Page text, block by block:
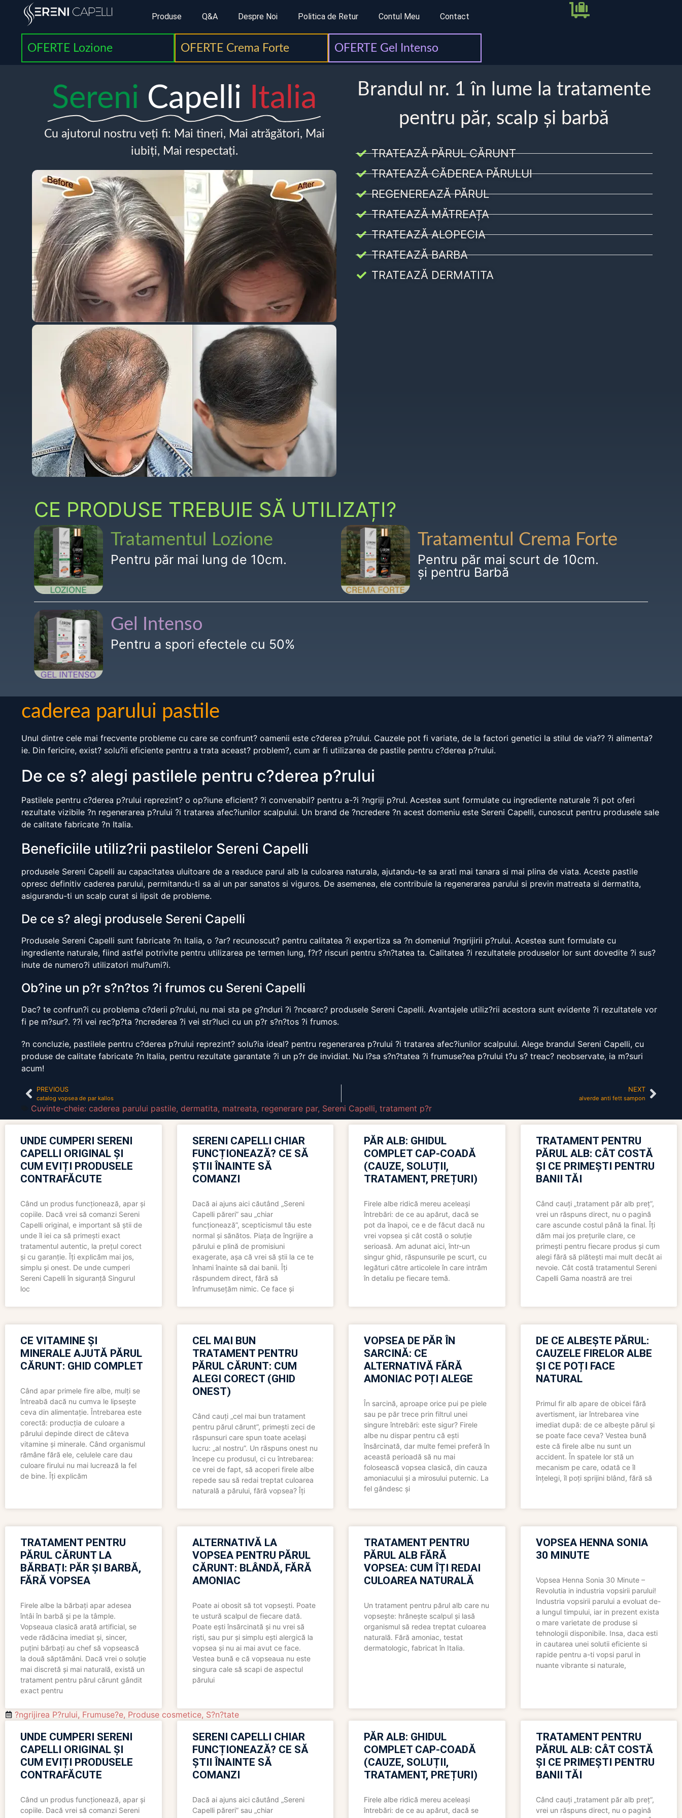
Produse Q&A Despre Noi Politica de Retur Contul Meu Contact
OFERTE Lozione OFERTE Crema Forte OFERTE Gel Intenso
Sereni Capelli Italia
Cu ajutorul nostru veți fi: Mai tineri, Mai atrăgători, Mai
iubiți, Mai respectați.
Brandul nr. 1 în lume la tratamente
pentru păr, scalp și barbă
TRATEAZĂ PĂRUL CĂRUNT
TRATEAZĂ CĂDEREA PĂRULUI
REGENEREAZĂ PĂRUL
TRATEAZĂ MĂTREAȚA
TRATEAZĂ ALOPECIA
TRATEAZĂ BARBA
TRATEAZĂ DERMATITA
CE PRODUSE TREBUIE SĂ UTILIZAȚI?
Tratamentul Lozione
Pentru păr mai lung de 10cm.
Tratamentul Crema Forte
Pentru păr mai scurt de 10cm.
și pentru Barbă
Gel Intenso
Pentru a spori efectele cu 50%
caderea parului pastile
Unul dintre cele mai frecvente probleme cu care se confrunt? oamenii este c?derea p?rului. Cauzele pot fi variate, de la factori genetici la stilul de via?? ?i alimenta?
ie. Din fericire, exist? solu?ii eficiente pentru a trata aceast? problem?, cum ar fi utilizarea de pastile pentru c?derea p?rului.
De ce s? alegi pastilele pentru c?derea p?rului
Pastilele pentru c?derea p?rului reprezint? o op?iune eficient? ?i convenabil? pentru a-?i ?ngriji p?rul. Acestea sunt formulate cu ingrediente naturale ?i pot oferi
rezultate vizibile ?n regenerarea p?rului ?i tratarea afec?iunilor scalpului. Un brand de ?ncredere ?n acest domeniu este Sereni Capelli, cunoscut pentru produsele sale
de calitate fabricate ?n Italia.
Beneficiile utiliz?rii pastilelor Sereni Capelli
produsele Sereni Capelli au capacitatea uluitoare de a readuce parul alb la culoarea naturala, ajutandu-te sa arati mai tanara si mai plina de viata. Aceste pastile
opresc definitiv caderea parului, permitandu-ti sa ai un par sanatos si viguros. De asemenea, ele contribuie la regenerarea parului si previn matreata si dermatita,
asigurandu-ti un scalp curat si lipsit de probleme.
De ce s? alegi produsele Sereni Capelli
Produsele Sereni Capelli sunt fabricate ?n Italia, o ?ar? recunoscut? pentru calitatea ?i expertiza sa ?n domeniul ?ngrijirii p?rului. Acestea sunt formulate cu
ingrediente naturale, fiind astfel potrivite pentru utilizarea pe termen lung, f?r? riscuri pentru s?n?tatea ta. Calitatea ?i rezultatele produselor lor sunt dovedite ?i sus?
inute de numero?i utilizatori mul?umi?i.
Ob?ine un p?r s?n?tos ?i frumos cu Sereni Capelli
Dac? te confrun?i cu problema c?derii p?rului, nu mai sta pe g?nduri ?i ?ncearc? produsele Sereni Capelli. Avantajele utiliz?rii acestora sunt evidente ?i rezultatele vor
fi pe m?sur?. ??i vei rec?p?ta ?ncrederea ?i vei str?luci cu un p?r s?n?tos ?i frumos.
?n concluzie, pastilele pentru c?derea p?rului reprezint? solu?ia ideal? pentru regenerarea p?rului ?i tratarea afec?iunilor scalpului. Alege brandul Sereni Capelli, cu
produse de calitate fabricate ?n Italia, pentru rezultate garantate ?i un p?r de invidiat. Nu l?sa s?n?tatea ?i frumuse?ea p?rului t?u s? treac? neobservate, ia m?suri
acum!
PREVIOUS
catalog vopsea de par kallos
NEXT
alverde anti fett sampon
Cuvinte-cheie: caderea parului pastile, dermatita, matreata, regenerare par, Sereni Capelli, tratament p?r
UNDE CUMPERI SERENI
CAPELLI ORIGINAL ȘI
CUM EVIȚI PRODUSELE
CONTRAFĂCUTE
Când un produs funcționează, apar și
copiile. Dacă vrei să comanzi Sereni
Capelli original, e important să știi de
unde îl iei ca să primești exact
tratamentul autentic, la prețul corect
și cu garanție. Îți explicăm mai jos,
simplu și onest. De unde cumperi
Sereni Capelli în siguranță Singurul
loc
SERENI CAPELLI CHIAR
FUNCȚIONEAZĂ? CE SĂ
ȘTII ÎNAINTE SĂ
COMANZI
Dacă ai ajuns aici căutând „Sereni
Capelli păreri” sau „chiar
funcționează”, scepticismul tău este
normal și sănătos. Piața de îngrijire a
părului e plină de promisiuni
exagerate, așa că vrei să știi la ce te
înhami înainte să dai banii. Îți
răspundem direct, fără să
înfrumusețăm nimic. Ce face și
PĂR ALB: GHIDUL
COMPLET CAP-COADĂ
(CAUZE, SOLUȚII,
TRATAMENT, PREȚURI)
Firele albe ridică mereu aceleași
întrebări: de ce au apărut, dacă se
pot da înapoi, ce e de făcut dacă nu
vrei vopsea și cât costă o soluție
serioasă. Am adunat aici, într-un
singur ghid, răspunsurile pe scurt, cu
legături către articolele în care intrăm
în detaliu pe fiecare temă.
TRATAMENT PENTRU
PĂRUL ALB: CÂT COSTĂ
ȘI CE PRIMEȘTI PENTRU
BANII TĂI
Când cauți „tratament păr alb preț”,
vrei un răspuns direct, nu o pagină
care ascunde costul până la final. Îți
dăm mai jos prețurile clare, ce
primești pentru fiecare produs și cum
alegi fără să plătești mai mult decât ai
nevoie. Cât costă tratamentul Sereni
Capelli Gama noastră are trei
CE VITAMINE ȘI
MINERALE AJUTĂ PĂRUL
CĂRUNT: GHID COMPLET
Când apar primele fire albe, mulți se
întreabă dacă nu cumva le lipsește
ceva din alimentație. Întrebarea este
corectă: producția de culoare a
părului depinde direct de câteva
vitamine și minerale. Când organismul
rămâne fără ele, celulele care dau
culoare firului nu mai lucrează la fel
de bine. Îți explicăm
CEL MAI BUN
TRATAMENT PENTRU
PĂRUL CĂRUNT: CUM
ALEGI CORECT (GHID
ONEST)
Când cauți „cel mai bun tratament
pentru părul cărunt”, primești zeci de
răspunsuri care spun toate același
lucru: „al nostru”. Un răspuns onest nu
începe cu produsul, ci cu întrebarea:
ce vrei de fapt, să acoperi firele albe
repede sau să redai treptat culoarea
naturală a părului, fără vopsea? Îți
VOPSEA DE PĂR ÎN
SARCINĂ: CE
ALTERNATIVĂ FĂRĂ
AMONIAC POȚI ALEGE
În sarcină, aproape orice pui pe piele
sau pe păr trece prin filtrul unei
singure întrebări: este sigur? Firele
albe nu dispar pentru că ești
însărcinată, dar multe femei preferă în
această perioadă să nu mai
folosească vopsea clasică, din cauza
amoniacului și a mirosului puternic. La
fel gândesc și
DE CE ALBEȘTE PĂRUL:
CAUZELE FIRELOR ALBE
ȘI CE POȚI FACE
NATURAL
Primul fir alb apare de obicei fără
avertisment, iar întrebarea vine
imediat după: de ce albește părul și
se poate face ceva? Vestea bună
este că firele albe nu sunt un
accident. În spatele lor stă un
mecanism pe care, odată ce îl
înțelegi, îl poți sprijini blând, fără să
TRATAMENT PENTRU
PĂRUL CĂRUNT LA
BĂRBAȚI: PĂR ȘI BARBĂ,
FĂRĂ VOPSEA
Firele albe la bărbați apar adesea
întâi în barbă și pe la tâmple.
Vopseaua clasică arată artificial, se
vede rădăcina imediat și, sincer,
puțini bărbați au chef să vopsească
la două săptămâni. Dacă vrei o soluție
mai discretă și mai naturală, există un
tratament pentru părul cărunt gândit
exact pentru
ALTERNATIVĂ LA
VOPSEA PENTRU PĂRUL
CĂRUNT: BLÂNDĂ, FĂRĂ
AMONIAC
Poate ai obosit să tot vopsești. Poate
te ustură scalpul de fiecare dată.
Poate ești însărcinată și nu vrei să
riști, sau pur și simplu ești alergică la
vopsea și nu ai mai avut ce face.
Vestea bună e că vopseaua nu este
singura cale să scapi de aspectul
părului
TRATAMENT PENTRU
PĂRUL ALB FĂRĂ
VOPSEA: CUM ÎȚI REDAI
CULOAREA NATURALĂ
Un tratament pentru părul alb care nu
vopsește: hrănește scalpul și lasă
organismul să redea treptat culoarea
naturală. Fără amoniac, testat
dermatologic, fabricat în Italia.
VOPSEA HENNA SONIA
30 MINUTE
Vopsea Henna Sonia 30 Minute –
Revolutia in industria vopsirii parului!
Industria vopsirii parului a evoluat de-
a lungul timpului, iar in prezent exista
o mare varietate de produse si
tehnologii disponibile. Insa, daca esti
in cautarea unei solutii eficiente si
rapide pentru a-ti vopsi parul in
nuante vibrante si naturale,
?ngrijirea P?rului, Frumuse?e, Produse cosmetice, S?n?tate
UNDE CUMPERI SERENI
CAPELLI ORIGINAL ȘI
CUM EVIȚI PRODUSELE
CONTRAFĂCUTE
Când un produs funcționează, apar și
copiile. Dacă vrei să comanzi Sereni
SERENI CAPELLI CHIAR
FUNCȚIONEAZĂ? CE SĂ
ȘTII ÎNAINTE SĂ
COMANZI
Dacă ai ajuns aici căutând „Sereni
Capelli păreri” sau „chiar
PĂR ALB: GHIDUL
COMPLET CAP-COADĂ
(CAUZE, SOLUȚII,
TRATAMENT, PREȚURI)
Firele albe ridică mereu aceleași
întrebări: de ce au apărut, dacă se
TRATAMENT PENTRU
PĂRUL ALB: CÂT COSTĂ
ȘI CE PRIMEȘTI PENTRU
BANII TĂI
Când cauți „tratament păr alb preț”,
vrei un răspuns direct, nu o pagină